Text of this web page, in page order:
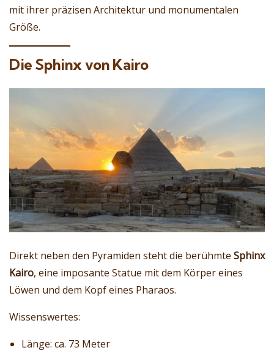
mit ihrer präzisen Architektur und monumentalen
Größe.
Die Sphinx von Kairo
Direkt neben den Pyramiden steht die berühmte Sphinx
Kairo, eine imposante Statue mit dem Körper eines
Löwen und dem Kopf eines Pharaos.
Wissenswertes:
Länge: ca. 73 Meter